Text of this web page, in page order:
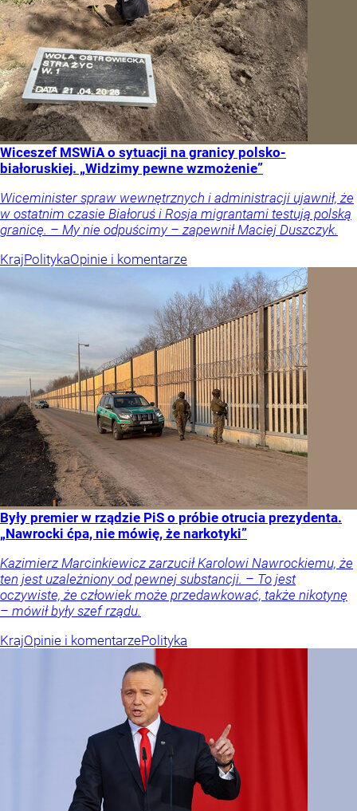
Wiceszef MSWiA o sytuacji na granicy polsko-
białoruskiej. „Widzimy pewne wzmożenie”
Wiceminister spraw wewnętrznych i administracji ujawnił, że
w ostatnim czasie Białoruś i Rosja migrantami testują polską
granicę. – My nie odpuścimy – zapewnił Maciej Duszczyk.
KrajPolitykaOpinie i komentarze
Były premier w rządzie PiS o próbie otrucia prezydenta.
„Nawrocki ćpa, nie mówię, że narkotyki”
Kazimierz Marcinkiewicz zarzucił Karolowi Nawrockiemu, że
ten jest uzależniony od pewnej substancji. – To jest
oczywiste, że człowiek może przedawkować, także nikotynę
– mówił były szef rządu.
KrajOpinie i komentarzePolityka